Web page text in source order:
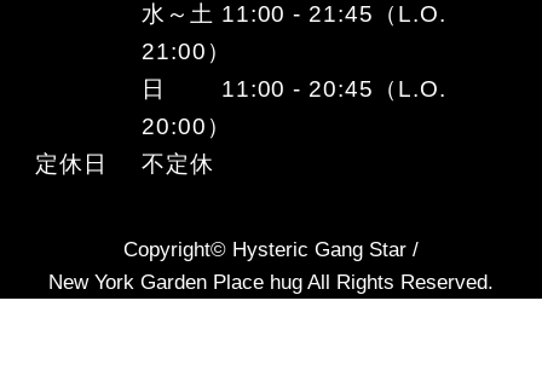
水～土 11:00 - 21:45（L.O.
21:00）
日 11:00 - 20:45（L.O.
20:00）
定休日
不定休
Copyright© Hysteric Gang Star /
New York Garden Place hug All Rights Reserved.